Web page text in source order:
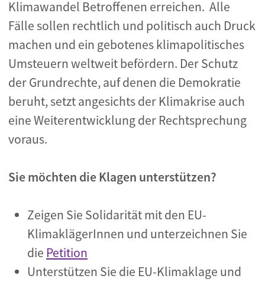
Klimawandel Betroffenen erreichen. Alle
Fälle sollen rechtlich und politisch auch Druck
machen und ein gebotenes klimapolitisches
Umsteuern weltweit befördern. Der Schutz
der Grundrechte, auf denen die Demokratie
beruht, setzt angesichts der Klimakrise auch
eine Weiterentwicklung der Rechtsprechung
voraus.
Sie möchten die Klagen unterstützen?
Zeigen Sie Solidarität mit den EU-
KlimaklägerInnen und unterzeichnen Sie
die Petition
Unterstützen Sie die EU-Klimaklage und